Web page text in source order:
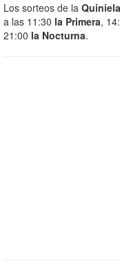
Los sorteos de la
a las 11:30 la Primera,
21:00 la Nocturna.